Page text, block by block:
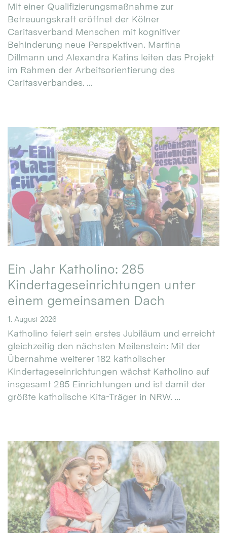
Mit einer Qualifizierungsmaßnahme zur
Betreuungskraft eröffnet der Kölner
Caritasverband Menschen mit kognitiver
Behinderung neue Perspektiven. Martina
Dillmann und Alexandra Katins leiten das Projekt
im Rahmen der Arbeitsorientierung des
Caritasverbandes. ...
Ein Jahr Katholino: 285
Kindertageseinrichtungen unter
einem gemeinsamen Dach
1. August 2026
Katholino feiert sein erstes Jubiläum und erreicht
gleichzeitig den nächsten Meilenstein: Mit der
Übernahme weiterer 182 katholischer
Kindertageseinrichtungen wächst Katholino auf
insgesamt 285 Einrichtungen und ist damit der
größte katholische Kita-Träger in NRW. ...